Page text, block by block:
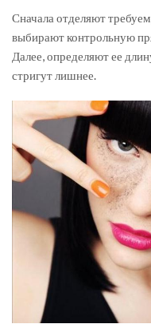
Сначала отделяют
выбирают контрольную
Далее, определяют ее
стригут лишнее.